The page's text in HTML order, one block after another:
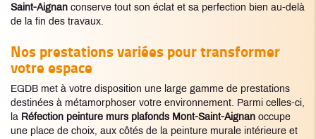
Saint-Aignan conserve tout son éclat et sa perfection bien au-delà
de la fin des travaux.
Nos prestations variées pour transformer
votre espace
EGDB met à votre disposition une large gamme de prestations
destinées à métamorphoser votre environnement. Parmi celles-ci,
la Réfection peinture murs plafonds Mont-Saint-Aignan occupe
une place de choix, aux côtés de la peinture murale intérieure et